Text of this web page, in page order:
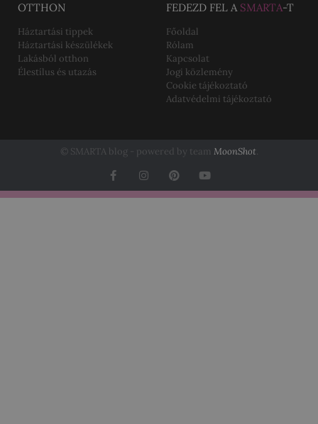
OTTHON
Háztartási tippek
Háztartási készülékek
Lakásból otthon
Élestílus és utazás
FEDEZD FEL A SMARTA-T
Főoldal
Rólam
Kapcsolat
Jogi közlemény
Cookie tájékoztató
Adatvédelmi tájékoztató
© SMARTA blog - powered by team MoonShot.